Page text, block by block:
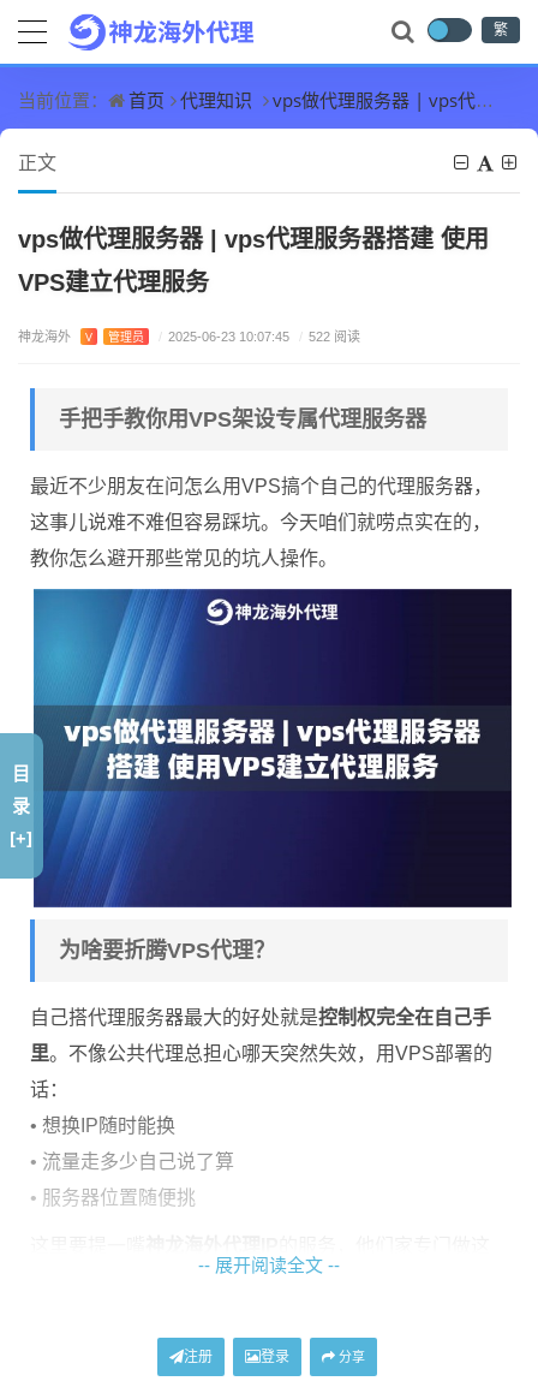
繁
当前位置： 首页 代理知识 vps做代理服务器 | vps代理服务器搭建 使用VPS建立代理服务
正文
vps做代理服务器 | vps代理服务器搭建 使用
VPS建立代理服务
神龙海外 V 管理员 / 2025-06-23 10:07:45 / 522 阅读
手把手教你用VPS架设专属代理服务器
最近不少朋友在问怎么用VPS搞个自己的代理服务器，
这事儿说难不难但容易踩坑。今天咱们就唠点实在的，
教你怎么避开那些常见的坑人操作。
为啥要折腾VPS代理？
自己搭代理服务器最大的好处就是控制权完全在自己手
里。不像公共代理总担心哪天突然失效，用VPS部署的
话：
• 想换IP随时能换
• 流量走多少自己说了算
• 服务器位置随便挑
-- 展开阅读全文 --
注册 登录 分享
目
录
[+]